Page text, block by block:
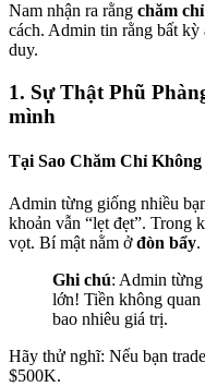
Nam nhận ra rằng chăm
cách. Admin tin rằng bất
duy.
1. Sự Thật Phũ
mình
Tại Sao Chăm Chỉ
Admin từng giống nhiều
khoản vẫn “lẹt đẹt”. Trong
vọt. Bí mật nằm ởđòn bẩy.
Ghi chú: Admin từng
lớn! Tiền không quan
bao nhiêu giá trị.
Hãy thử nghĩ: Nếu bạn
$500K.